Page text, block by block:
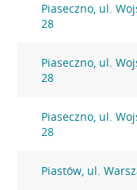
Piaseczno, ul.
28
Piaseczno, ul.
28
Piaseczno, ul.
28
Piastów, ul.